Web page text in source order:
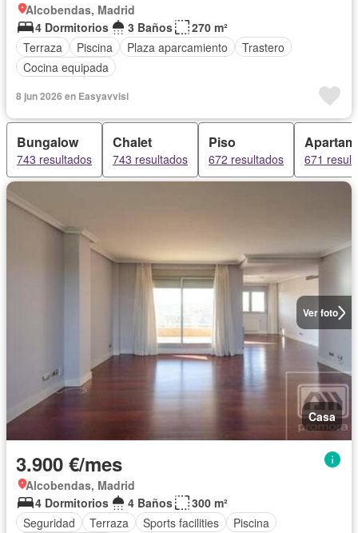
Alcobendas, Madrid
4 Dormitorios
3 Baños
270 m²
Terraza
Piscina Plaza aparcamiento
Trastero
Cocina equipada
8 jun 2026 en Easyavvisi
Bungalow
743 resultados
Chalet
743 resultados
Piso
672 resultados 671
Ver foto
Casa
3.900 €/mes
Alcobendas, Madrid
4 Dormitorios
4 Baños
300 m²
Seguridad
Terraza Sports facilities
Piscina